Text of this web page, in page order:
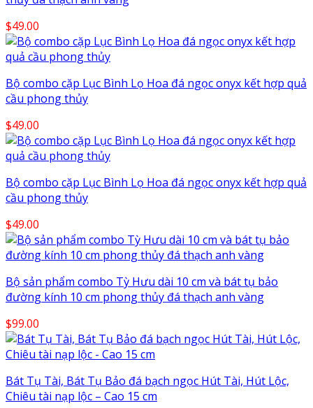
$49.00
Bộ combo cặp Lục Bình Lọ Hoa đá ngọc onyx kết hợp quả
cầu phong thủy
$49.00
Bộ combo cặp Lục Bình Lọ Hoa đá ngọc onyx kết hợp quả
cầu phong thủy
$49.00
Bộ sản phẩm combo Tỳ Hưu dài 10 cm và bát tụ bảo
đường kính 10 cm phong thủy đá thạch anh vàng
$99.00
Bát Tụ Tài, Bát Tụ Bảo đá bạch ngọc Hút Tài, Hút Lộc,
Chiêu tài nạp lộc – Cao 15 cm